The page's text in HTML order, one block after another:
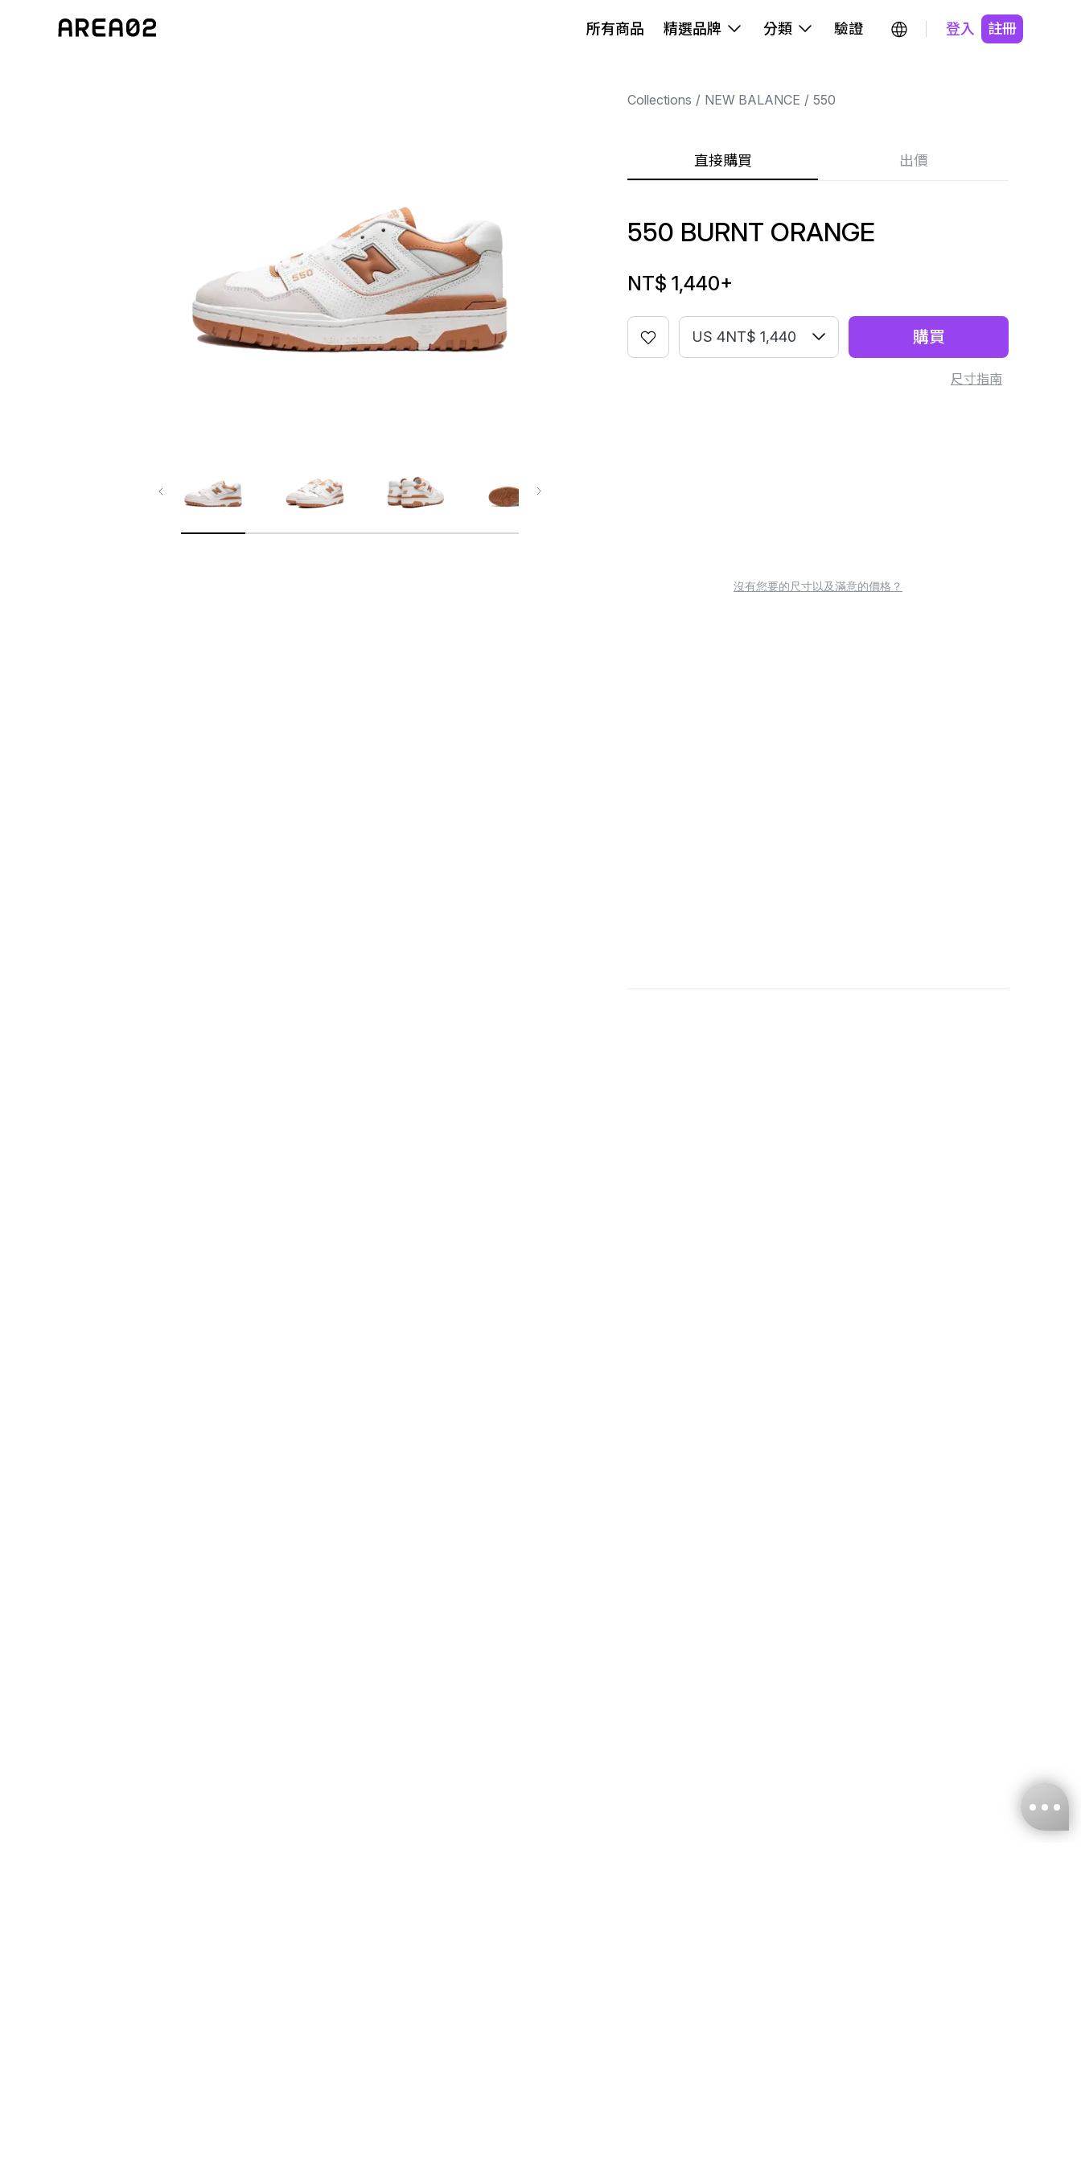
所有商品 精選品牌 分類 驗證 登入 註冊
Collections NEW BALANCE 550
直接購買 出價
550 BURNT ORANGE
NT$ 1,440+
US 4NT$ 1,440 購買
尺寸指南
沒有您要的尺寸以及滿意的價格？